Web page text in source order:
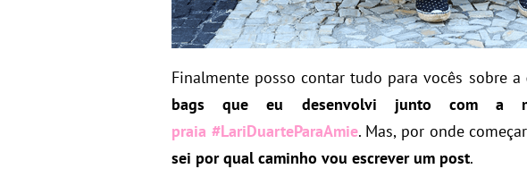
Finalmente posso contar tudo para vocês sobre a
bags
que eu desenvolvi junto com a
praia #LariDuarteParaAmie.Mas, por onde
sei por qual caminho vou escrever um post.